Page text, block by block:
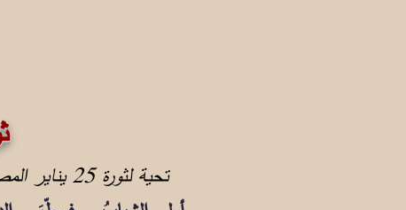
ثورة
تحية لثورة 25 يناير المصرية المجيدة